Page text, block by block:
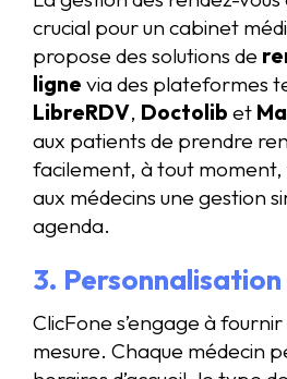
crucial pour un cabinet
propose des solutions de
ligne via des plateformes
LibreRDV, Doctolib et
aux patients de prendre
facilement, à tout
aux médecins une gestion
agenda.
3.
ClicFone s’engage à
mesure. Chaque médecin